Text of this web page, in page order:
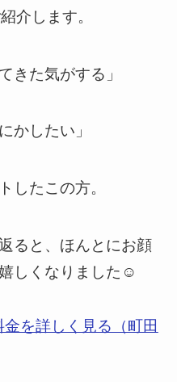
介します。
きた気がする」
かしたい」
したこの方。
ると、ほんとにお顔
しくなりました☺️
を詳しく見る（町田